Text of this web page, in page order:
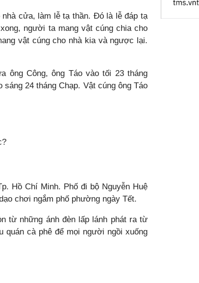
cửa, làm lễ tạ thần. Đó là lễ đáp tạ
người ta mang vật cúng chia cho
vật cúng cho nhà kia và ngược lại.
ông Công, ông Táo vào tối 23 tháng
24 tháng Chạp. Vật cúng ông Táo
Hồ Chí Minh. Phố đi bộ Nguyễn Huệ
chơi ngắm phố phường ngày Tết.
từ những ánh đèn lấp lánh phát ra từ
quán cà phê để mọi người ngồi xuống